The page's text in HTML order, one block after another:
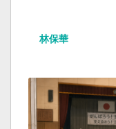
林保華